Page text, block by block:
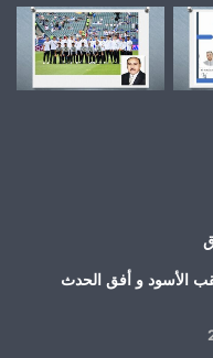
الأسود و أفق الحدث